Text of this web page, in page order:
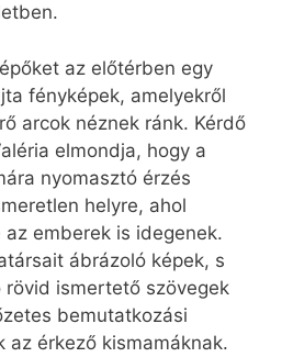
az előtérben egy
fényképek, amelyekről
arcok néznek ránk. Kérdő
elmondja, hogy a
nyomasztó érzés
helyre, ahol
emberek is idegenek.
ábrázoló képek, s
ismertető szövegek
bemutatkozási
az érkező kismamáknak.